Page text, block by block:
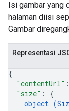
Isi gambar yang
halaman diisi
Gambar
Representasi
{
"contentUrl" :
"size" : {
object (